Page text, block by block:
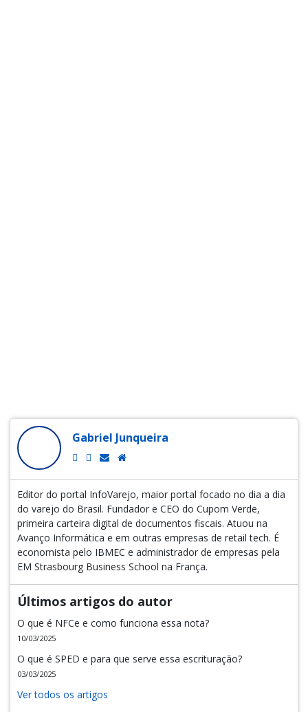
Gabriel Junqueira
Editor do portal InfoVarejo, maior portal focado no dia a dia
do varejo do Brasil. Fundador e CEO do Cupom Verde,
primeira carteira digital de documentos fiscais. Atuou na
Avanço Informática e em outras empresas de retail tech. É
economista pelo IBMEC e administrador de empresas pela
EM Strasbourg Business School na França.
Últimos artigos do autor
O que é NFCe e como funciona essa nota?
10/03/2025
O que é SPED e para que serve essa escrituração?
03/03/2025
Ver todos os artigos